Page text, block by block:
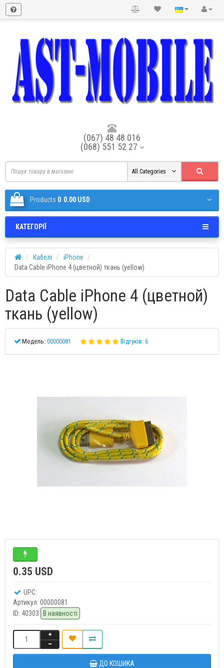
(067) 48 48 016
(068) 551 52 27
All Categories
Products 0 0.00 USD
КАТЕГОРІЇ
Кабелі
iPhone
Data Cable iPhone 4 (цветной) ткань (yellow)
Data Cable iPhone 4 (цветной)
ткань (yellow)
Модель: 00000081 Відгуків: 6
0.35 USD
UPC:
Артикул: 00000081
ID: 40303 В наявності
ДО КОШИКА